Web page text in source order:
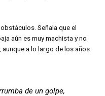
Señala que el
aún es muy machista y no
a lo largo de los años
de un golpe,